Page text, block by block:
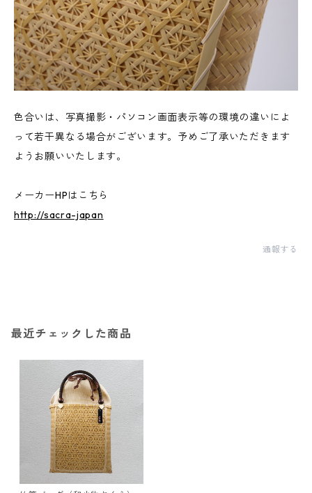
色合いは、写真撮影・パソコン画面表示等の環境の違いによ
って若干異なる場合がございます。予めご了承いただきます
ようお願いいたします。
メーカーHPはこちら
http://sacra-japan
通報する
最近チェックした商品